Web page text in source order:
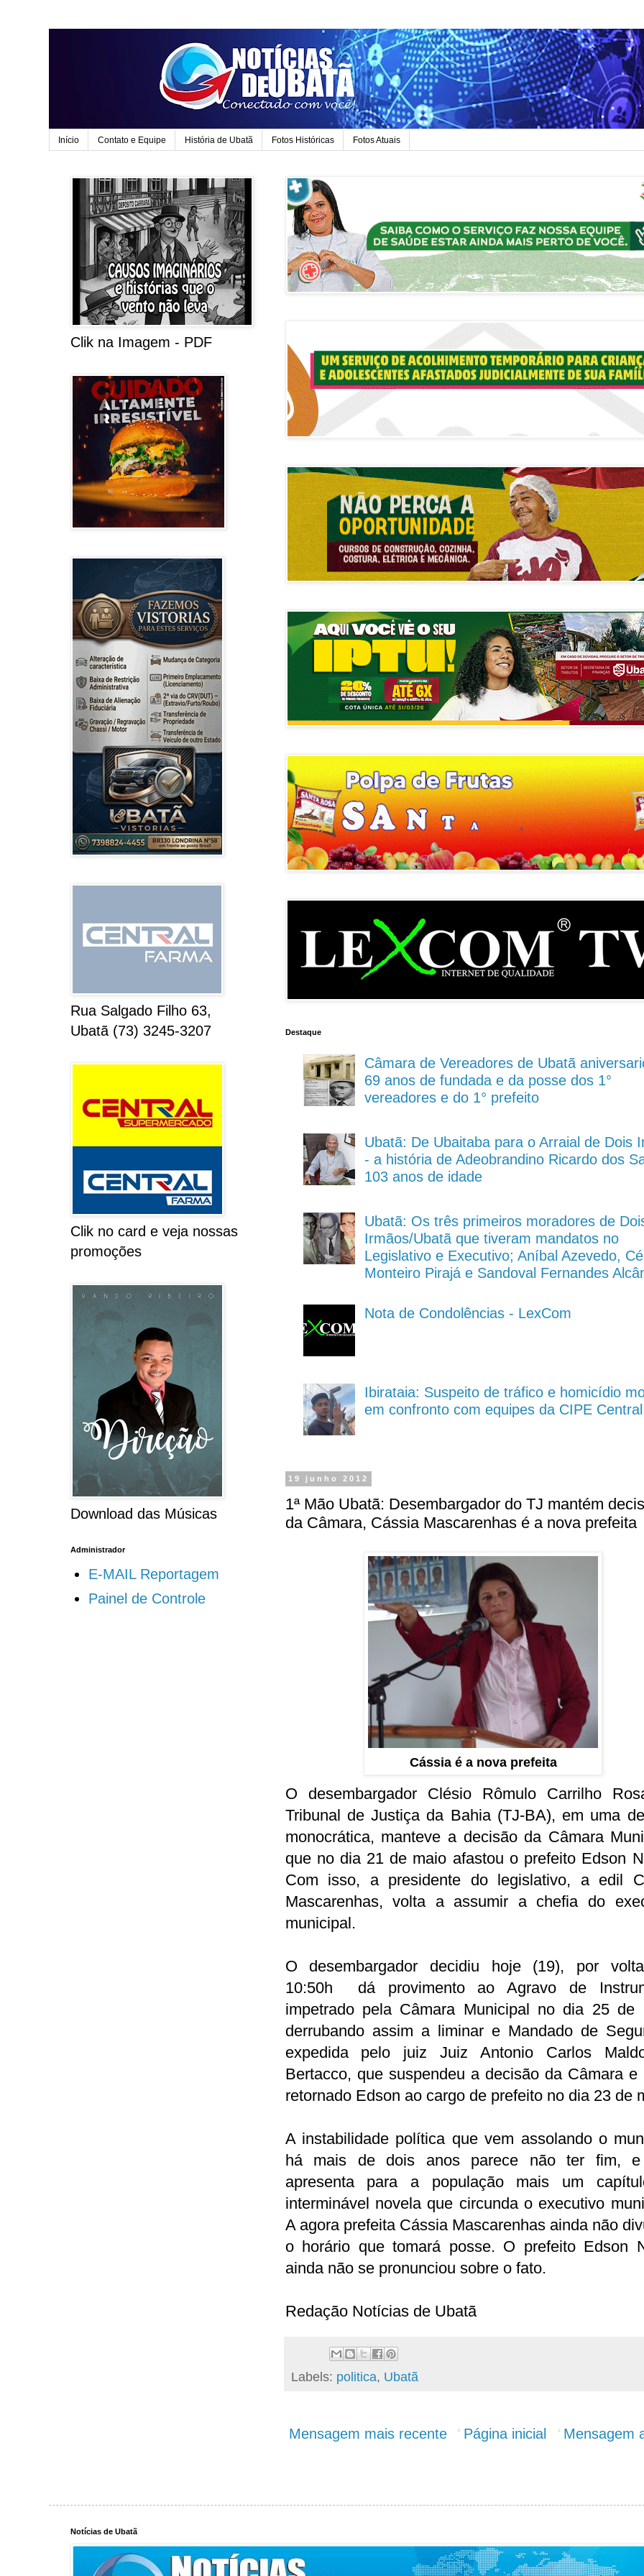
Início Contato e Equipe História de Ubatã Fotos Históricas Fotos Atuais
Destaque
Câmara de Vereadores de Ubatã
69 anos de fundada e da posse dos 1°
vereadores e do 1° prefeito
Ubatã: De Ubaitaba para o Arraial de Dois
- a história de Adeobrandino Ricardo dos
103 anos de idade
Ubatã: Os três primeiros moradores de
Irmãos/Ubatã que tiveram mandatos no
Legislativo e Executivo; Aníbal Azevedo,
Monteiro Pirajá e Sandoval Fernandes
Nota de Condolências - LexCom
Ibirataia: Suspeito de tráfico e homicídio
em confronto com equipes da CIPE Central
19 junho 2012
1ª Mão Ubatã: Desembargador do TJ mantém
da Câmara, Cássia Mascarenhas é a nova prefeita
Cássia é a nova prefeita
O desembargador Clésio Rômulo Carrilho
Tribunal de Justiça da Bahia (TJ-BA), em uma
monocrática, manteve a decisão da Câmara
que no dia 21 de maio afastou o prefeito Edson
Com isso, a presidente do legislativo, a edil
Mascarenhas, volta a assumir a chefia do
municipal.
O desembargador decidiu hoje (19), por
10:50h dá provimento ao Agravo de
impetrado pela Câmara Municipal no dia 25 de
derrubando assim a liminar e Mandado de
expedida pelo juiz Juiz Antonio Carlos
Bertacco, que suspendeu a decisão da Câmara e
retornado Edson ao cargo de prefeito no dia 23 de
A instabilidade política que vem assolando o
há mais de dois anos parece não ter fim,
apresenta para a população mais um
interminável novela que circunda o executivo
A agora prefeita Cássia Mascarenhas ainda não
o horário que tomará posse. O prefeito Edson
ainda não se pronunciou sobre o fato.
Redação Notícias de Ubatã
Labels: politica, Ubatã
Mensagem mais recente Mensagem
Página inicial
Clik na Imagem - PDF
Rua Salgado Filho 63,
Ubatã (73) 3245-3207
Clik no card e veja nossas
promoções
Download das Músicas
Administrador
E-MAIL Reportagem
Painel de Controle
Notícias de Ubatã